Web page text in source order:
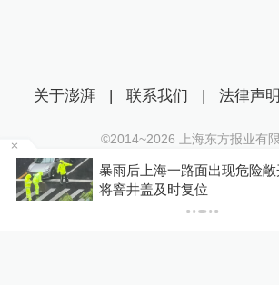
暴雨后上海一路面出现危险
将窨井盖及时复位
关于澎湃 | 联系我们 | 法律声明
©2014~2026 上海东方报业有
沪ICP证：沪B2-20170116 | 沪ICP备
互联网新闻信息服务许可证：
沪公网安备